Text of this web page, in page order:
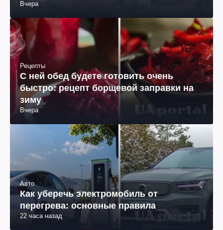
Вчера
Рецепты
С ней обед будете готовить очень
быстро: рецепт борщевой заправки на
зиму
Вчера
Авто
Как уберечь электромобиль от
перегрева: основные правила
22 часа назад